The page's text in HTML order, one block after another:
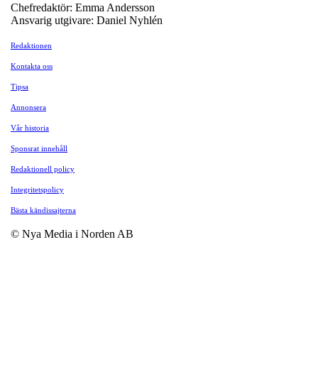
Chefredaktör: Emma Andersson
Ansvarig utgivare: Daniel Nyhlén
Redaktionen
Kontakta oss
Tipsa
Annonsera
Vår historia
Sponsrat innehåll
Redaktionell policy
Integritetspolicy
Bästa kändissajterna
© Nya Media i Norden AB